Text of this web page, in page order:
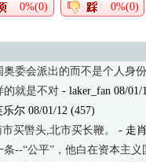
0%(0) 0%(0)
委会派出的而不是个人身份
的就是不对 - laker_fan 08/01/
尔 08/01/12 (457)
买辔头,北市买长鞭。
- 走
--“公平”，他白在资本主义